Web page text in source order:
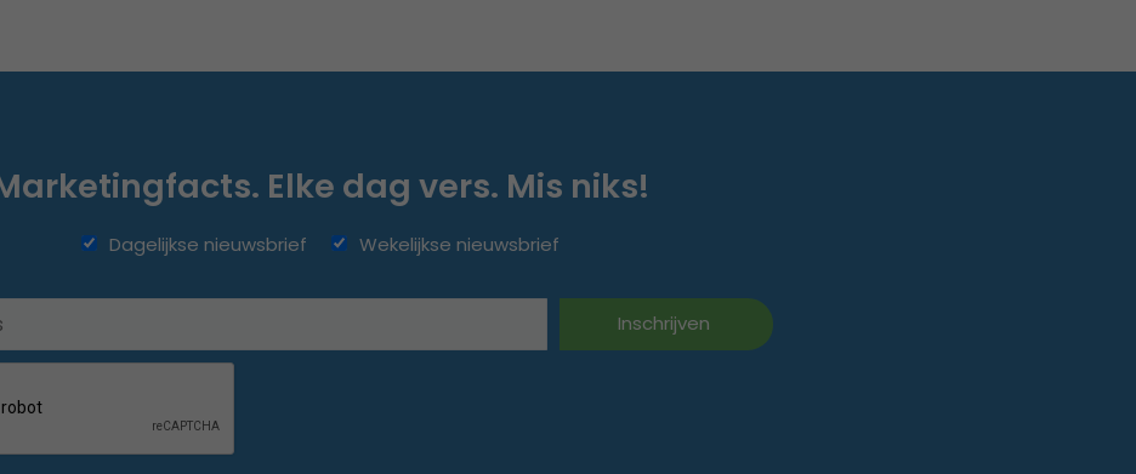
Elke dag vers. Mis niks!
Dagelijkse nieuwsbrief Wekelijkse nieuwsbrief